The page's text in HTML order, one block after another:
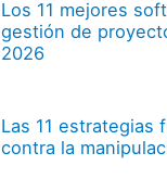
Los 11 mejores
gestión de
2026
Las 11 estrategias
contra la